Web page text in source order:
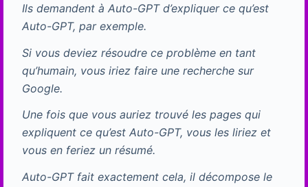
Ils demandent à Auto-GPT d’expliquer ce qu’est
Auto-GPT, par exemple.
Si vous deviez résoudre ce problème en tant
qu’humain, vous iriez faire une recherche sur
Google.
Une fois que vous auriez trouvé les pages qui
expliquent ce qu’est Auto-GPT, vous les liriez et
vous en feriez un résumé.
Auto-GPT fait exactement cela, il décompose le